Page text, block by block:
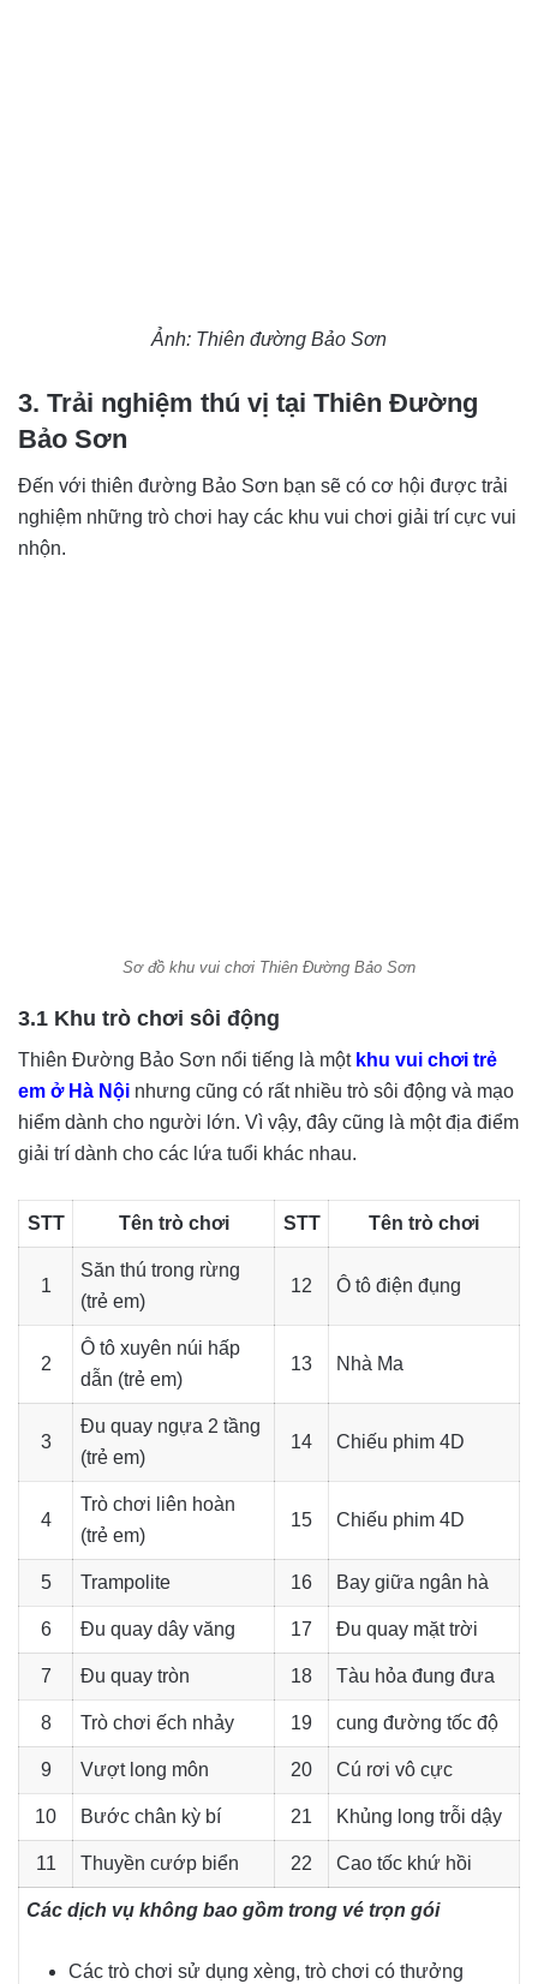
Ảnh: Thiên đường Bảo Sơn
3. Trải nghiệm thú vị tại Thiên Đường
Bảo Sơn
Đến với thiên đường Bảo Sơn bạn sẽ có cơ hội được trải
nghiệm những trò chơi hay các khu vui chơi giải trí cực vui
nhộn.
Sơ đồ khu vui chơi Thiên Đường Bảo Sơn
3.1 Khu trò chơi sôi động
Thiên Đường Bảo Sơn nổi tiếng là một khu vui chơi trẻ
em ở Hà Nội nhưng cũng có rất nhiều trò sôi động và mạo
hiểm dành cho người lớn. Vì vậy, đây cũng là một địa điểm
giải trí dành cho các lứa tuổi khác nhau.
STT Tên trò chơi STT Tên trò chơi
1
Săn thú trong rừng
(trẻ em)
12 Ô tô điện đụng
2
Ô tô xuyên núi hấp
dẫn (trẻ em)
13 Nhà Ma
3
Đu quay ngựa 2 tầng
(trẻ em)
14 Chiếu phim 4D
4
Trò chơi liên hoàn
(trẻ em)
15 Chiếu phim 4D
5 Trampolite 16 Bay giữa ngân hà
6 Đu quay dây văng 17 Đu quay mặt trời
7 Đu quay tròn 18 Tàu hỏa đung đưa
8 Trò chơi ếch nhảy 19 cung đường tốc độ
9 Vượt long môn 20 Cú rơi vô cực
10 Bước chân kỳ bí 21 Khủng long trỗi dậy
11 Thuyền cướp biển 22 Cao tốc khứ hồi
Các dịch vụ không bao gồm trong vé trọn gói
Các trò chơi sử dụng xèng, trò chơi có thưởng